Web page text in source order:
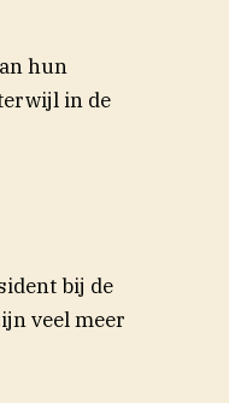
hun
in de
bij de
veel meer